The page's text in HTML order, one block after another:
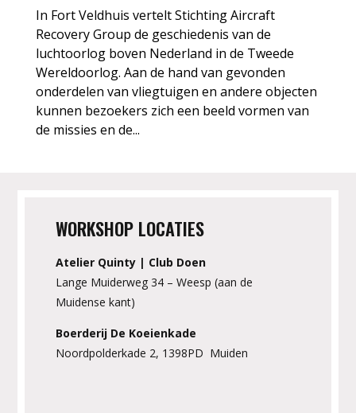
In Fort Veldhuis vertelt Stichting Aircraft
Recovery Group de geschiedenis van de
luchtoorlog boven Nederland in de Tweede
Wereldoorlog. Aan de hand van gevonden
onderdelen van vliegtuigen en andere objecten
kunnen bezoekers zich een beeld vormen van
de missies en de...
WORKSHOP LOCATIES
Atelier Quinty | Club Doen
Lange Muiderweg 34 – Weesp (aan de
Muidense kant)
Boerderij De Koeienkade
Noordpolderkade 2, 1398PD Muiden